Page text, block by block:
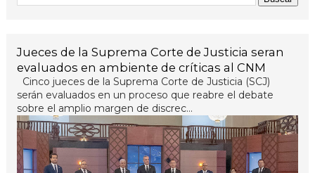
Jueces de la Suprema Corte de Justicia seran
evaluados en ambiente de críticas al CNM
Cinco jueces de la Suprema Corte de Justicia (SCJ)
serán evaluados en un proceso que reabre el debate
sobre el amplio margen de discrec...